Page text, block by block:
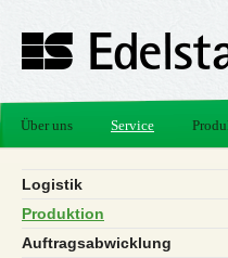
Über uns Service
Logistik
Produktion
Auftragsabwicklung